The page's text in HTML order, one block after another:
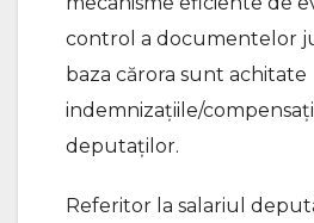
control a documentelor
baza cărora sunt achitate
indemnizațiile/
deputaților.
Referitor la salariul